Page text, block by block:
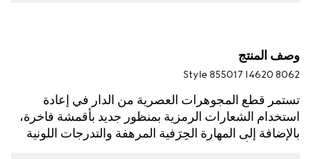
وصف المنتج
Style ‎855017 I4620 8062
تستمر قطع المجوهرات العصرية من الدار في إعادة
استخدام الشعارات الرمزية بمنظور جديد بأقمشة فاخرة،
بالإضافة إلى المهارة الحِرَفية المرهفة والتدرجات اللونية